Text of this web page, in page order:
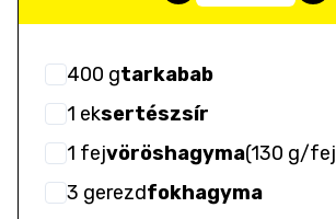
400 gtarkabab
1 eksertészsír
1 fejvöröshagyma(130 g/fej
3 gerezdfokhagyma